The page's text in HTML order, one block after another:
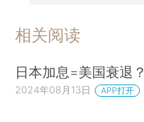
相关阅读
日本加息=美国衰退？
2024年08月13日 APP打开